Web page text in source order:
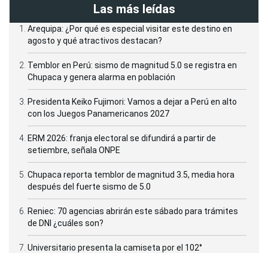
Las más leídas
Arequipa: ¿Por qué es especial visitar este destino en
agosto y qué atractivos destacan?
Temblor en Perú: sismo de magnitud 5.0 se registra en
Chupaca y genera alarma en población
Presidenta Keiko Fujimori: Vamos a dejar a Perú en alto
con los Juegos Panamericanos 2027
ERM 2026: franja electoral se difundirá a partir de
setiembre, señala ONPE
Chupaca reporta temblor de magnitud 3.5, media hora
después del fuerte sismo de 5.0
Reniec: 70 agencias abrirán este sábado para trámites
de DNI ¿cuáles son?
Universitario presenta la camiseta por el 102°